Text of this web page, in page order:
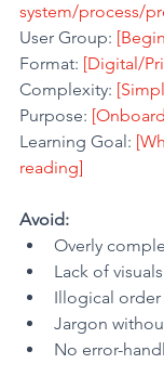
system/process/
User Group:
Format: [Digital/
Complexity:
Purpose:
Learning Goal:
reading]
Avoid:
Overly
Lack of
Illogical order
Jargon
No error-